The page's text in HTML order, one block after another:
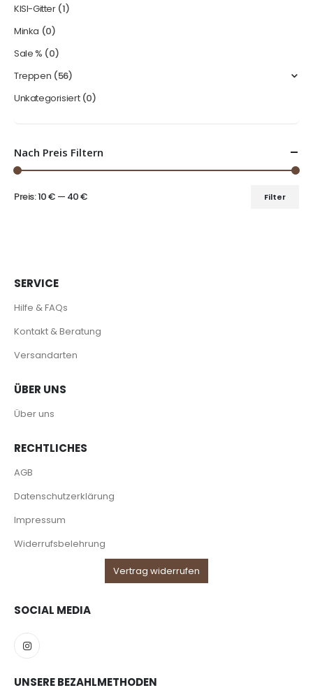
KISI-Gitter (1)
Minka (0)
Sale % (0)
Treppen (56)
Unkategorisiert (0)
Nach Preis Filtern
Filter
Preis:10 € — 40 €
SERVICE
Hilfe & FAQs
Kontakt & Beratung
Versandarten
ÜBER UNS
Über uns
RECHTLICHES
AGB
Datenschutzerklärung
Impressum
Widerrufsbelehrung
Vertrag widerrufen
SOCIAL MEDIA
UNSERE BEZAHLMETHODEN